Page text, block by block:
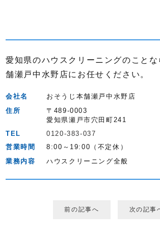
愛知県のハウスクリーニングのこと
舗瀬戸中水野店にお任せください。
会社名
おそうじ本舗瀬戸中水野店
住所
〒489-0003
愛知県瀬戸市穴田町241
TEL
0120-383-037
営業時間
8:00～19:00（不定休）
業務内容
ハウスクリーニング全般
前の記事へ 次の記事